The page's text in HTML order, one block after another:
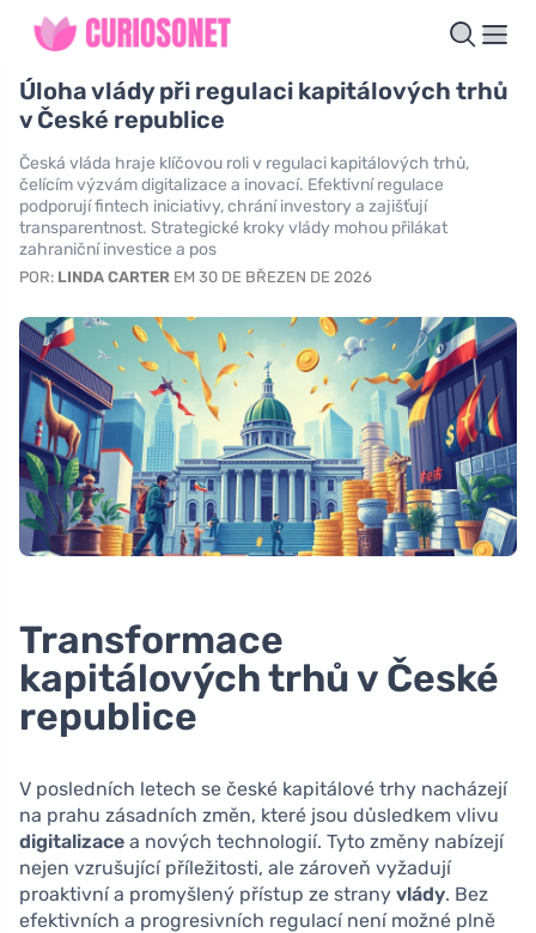
Úloha vlády při regulaci kapitálových trhů
v České republice
Česká vláda hraje klíčovou roli v regulaci kapitálových trhů,
čelícím výzvám digitalizace a inovací. Efektivní regulace
podporují fintech iniciativy, chrání investory a zajišťují
transparentnost. Strategické kroky vlády mohou přilákat
zahraniční investice a pos
POR: LINDA CARTER EM 30 DE BŘEZEN DE 2026
Transformace
kapitálových trhů v České
republice
V posledních letech se české kapitálové trhy nacházejí
na prahu zásadních změn, které jsou důsledkem vlivu
digitalizace a nových technologií. Tyto změny nabízejí
nejen vzrušující příležitosti, ale zároveň vyžadují
proaktivní a promyšlený přístup ze strany vlády. Bez
efektivních a progresivních regulací není možné plně